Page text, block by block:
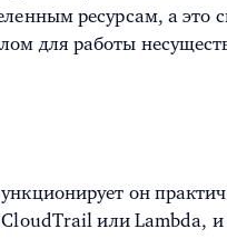
ресурсам, а это
для работы
он
или Lambda,